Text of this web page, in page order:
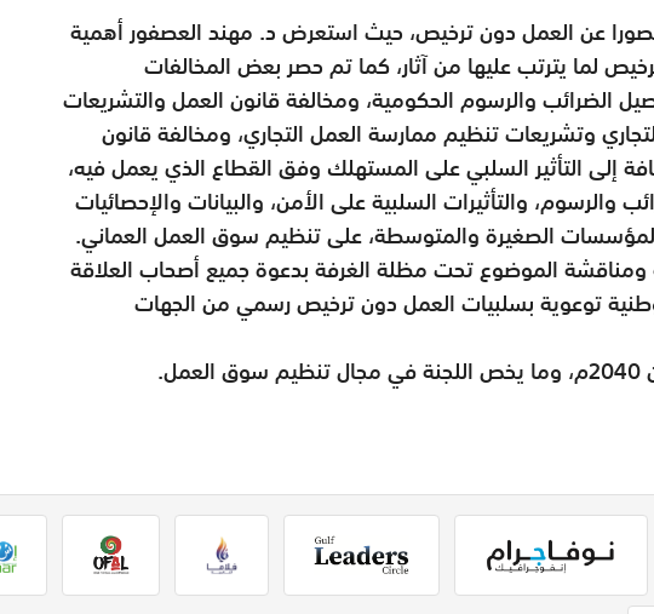
عن العمل دون ترخيص، حيث استعرض د. مهند العصفور أهمية
لما يترتب عليها من آثار، كما تم حصر بعض المخالفات
الضرائب والرسوم الحكومية، ومخالفة قانون العمل والتشريعات
وتشريعات تنظيم ممارسة العمل التجاري، ومخالفة قانون
إلى التأثير السلبي على المستهلك وفق القطاع الذي يعمل فيه،
والرسوم، والتأثيرات السلبية على الأمن، والبيانات والإحصائيات
الصغيرة والمتوسطة، على تنظيم سوق العمل العماني.
ومناقشة الموضوع تحت مظلة الغرفة بدعوة جميع أصحاب العلاقة
توعوية بسلبيات العمل دون ترخيص رسمي من الجهات